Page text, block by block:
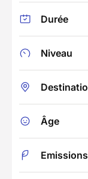
Durée
Niveau
Âge
Emissions